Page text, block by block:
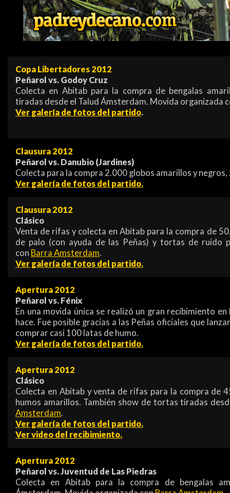
Copa Libertadores 2012
Peñarol vs. Godoy Cruz
Colecta en Abitab para la compra de bengalas
tiradas desde el Talud Ámsterdam. Movida organizada
Ver galería de fotos del partido.
Clausura 2012
Peñarol vs. Danubio (Jardines)
Colecta para la compra 2.000 globos amarillos y
Ver galería de fotos del partido.
Clausura 2012
Clásico
Venta de rifas y colecta en Abitab para la compra de
de palo (con ayuda de las Peñas) y tortas de ruido
con Barra Amsterdam.
Ver galería de fotos del partido.
Apertura 2012
Peñarol vs. Fénix
En una movida única se realizó un gran recibimiento
hace. Fue posible gracias a las Peñas oficiales que
comprar casi 100 latas de humo.
Ver galería de fotos del partido.
Apertura 2012
Clásico
Colecta en Abitab y venta de rifas para la compra de
humos amarillos. También show de tortas tiradas
Amsterdam.
Ver galería de fotos del partido.
Ver video del recibimiento.
Apertura 2012
Peñarol vs. Juventud de Las Piedras
Colecta en Abitab para la compra de bengalas